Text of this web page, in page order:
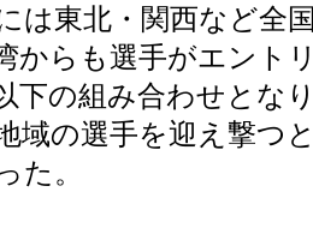
は東北・関西など全
からも選手がエント
下の組み合わせとな
域の選手を迎え撃つ
た。